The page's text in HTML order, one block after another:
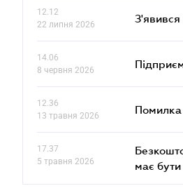
12.12
22 липня 2026
14.06
8 червня 2026
12.36
13 травня 2026
Помилка
17.37
5 травня 2026
має бути